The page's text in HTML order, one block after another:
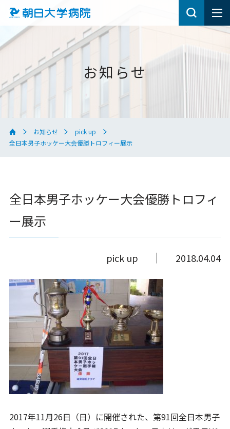
お知らせ
お知らせ
pick up
全日本男子ホッケー大会優勝トロフィー展示
全日本男子ホッケー大会優勝トロフィ
ー展示
pick up 2018.04.04
2017年11月26日（日）に開催された、第91回全日本男子